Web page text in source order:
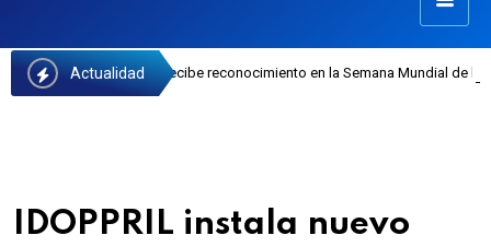
Actualidad
recibe reconocimiento en la Semana Mundial de la Lactancia Materna
IDOPPRIL instala nuevo